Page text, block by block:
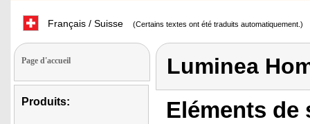
Français / Suisse (Certains textes ont été traduits automatiquement.)
Page d'accueil
Produits:
Luminea
Eléments